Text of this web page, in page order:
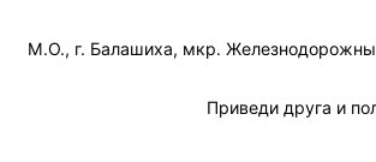
М.О., г. Балашиха, мкр.
Приведи друга и